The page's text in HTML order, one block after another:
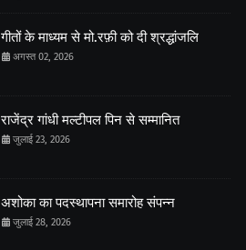
गीतों के माध्यम से मो.रफ़ी को दी श्रद्धांजलि
अगस्त 02, 2026
राजेंद्र गांधी मल्टीपल पिन से सम्मानित
जुलाई 23, 2026
अशोका का पदस्थापना समारोह संपन्न
जुलाई 28, 2026